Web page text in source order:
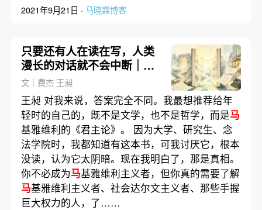
2021年9月21日 · 马晓霖博客
只要还有人在读在写，人类
漫长的对话就不会中断｜生
命情感对话⑦
文｜费杰 王昶
王昶 对我来说，答案完全不同。我最想推荐给年
轻时的自己的，既不是文学，也不是哲学，而是马
基雅维利的《君主论》。 因为大学、研究生、念
法学院时，我都知道有这本书，可我讨厌它，根本
没读，认为它太阴暗。现在我明白了，那是真相。
你不必成为马基雅维利主义者，但你真的需要了解
马基雅维利主义者、社会达尔文主义者、那些手握
巨大权力的人，了……